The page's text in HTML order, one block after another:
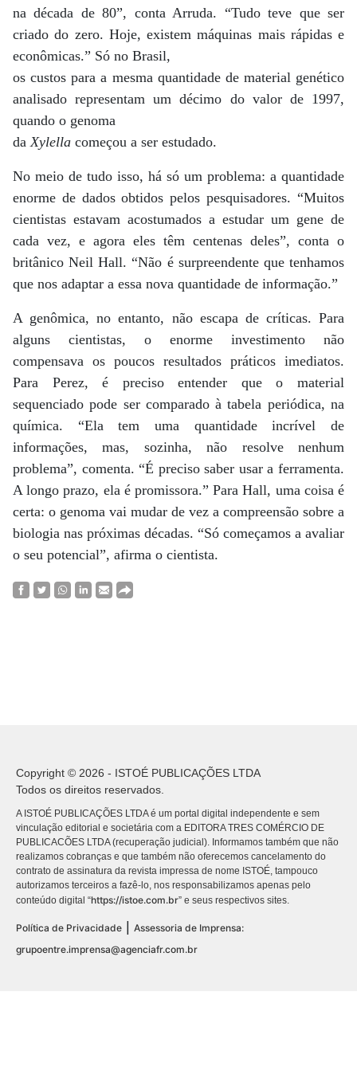
na década de 80”, conta Arruda. “Tudo teve que ser
criado do zero. Hoje, existem máquinas mais rápidas e
econômicas.” Só no Brasil,
os custos para a mesma quantidade de material genético
analisado representam um décimo do valor de 1997,
quando o genoma
daXylella começou a ser estudado.
No meio de tudo isso, há só um problema: a quantidade
enorme de dados obtidos pelos pesquisadores. “Muitos
cientistas estavam acostumados a estudar um gene de
cada vez, e agora eles têm centenas deles”, conta o
britânico Neil Hall. “Não é surpreendente que tenhamos
que nos adaptar a essa nova quantidade de informação.”
A genômica, no entanto, não escapa de críticas. Para
alguns cientistas, o enorme investimento não
compensava os poucos resultados práticos imediatos.
Para Perez, é preciso entender que o material
sequenciado pode ser comparado à tabela periódica, na
química. “Ela tem uma quantidade incrível de
informações, mas, sozinha, não resolve nenhum
problema”, comenta. “É preciso saber usar a ferramenta.
A longo prazo, ela é promissora.” Para Hall, uma coisa é
certa: o genoma vai mudar de vez a compreensão sobre a
biologia nas próximas décadas. “Só começamos a avaliar
o seu potencial”, afirma o cientista.
Copyright © 2026 - ISTOÉ PUBLICAÇÕES LTDA
Todos os direitos reservados.
A ISTOÉ PUBLICAÇÕES LTDA é um portal digital independente e sem
vinculação editorial e societária com a EDITORA TRES COMÉRCIO DE
PUBLICACÕES LTDA (recuperação judicial). Informamos também que não
realizamos cobranças e que também não oferecemos cancelamento do
contrato de assinatura da revista impressa de nome ISTOÉ, tampouco
autorizamos terceiros a fazê-lo, nos responsabilizamos apenas pelo
conteúdo digital “https://istoe.com.br” e seus respectivos sites.
Política de Privacidade
Assessoria de Imprensa:
grupoentre.imprensa@agenciafr.com.br